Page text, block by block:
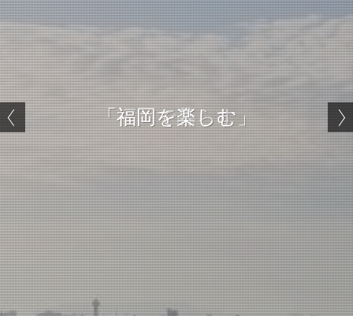
「福岡暮らす～FUKU-KURA（フク
クラ）」
「福岡で暮らす」
「福岡を楽しむ」